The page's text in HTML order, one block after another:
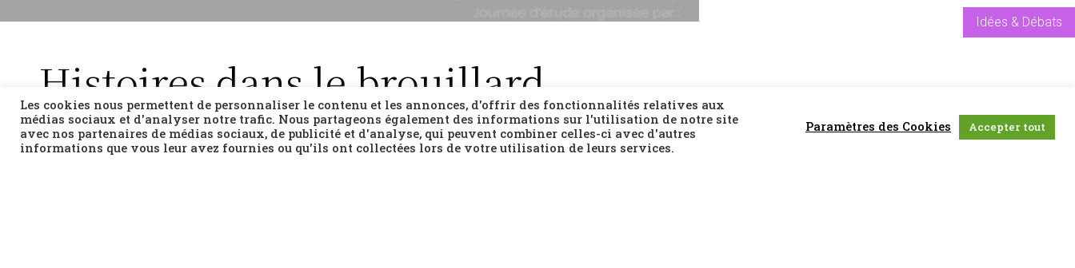
Idées & Débats
Histoires dans le brouillard
: La ville de Ioannina sources
historiques et littéraires (XIXe-
Les cookies nous permettent de personnaliser le contenu et les annonces, d'offrir des fonctionnalités relatives aux
médias sociaux et d'analyser notre trafic. Nous partageons également des informations sur l'utilisation de notre site
avec nos partenaires de médias sociaux, de publicité et d'analyse, qui peuvent combiner celles-ci avec d'autres
informations que vous leur avez fournies ou qu'ils ont collectées lors de votre utilisation de leurs services.
Paramètres des Cookies Accepter tout